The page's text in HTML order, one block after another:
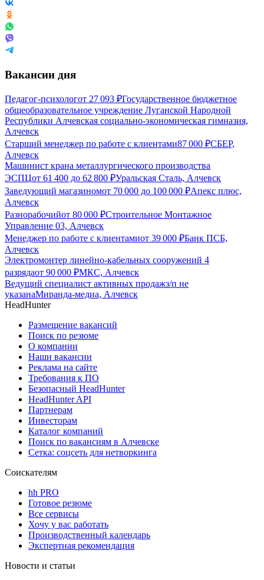
Вакансии дня
Педагог-психологот 27 093 ₽Государственное бюджетное
общеобразовательное учреждение Луганской Народной
Республики Алчевская социально-экономическая гимназия,
Алчевск
Старший менеджер по работе с клиентами87 000 ₽СБЕР,
Алчевск
Машинист крана металлургического производства
ЭСПЦот 61 400 до 62 800 ₽Уральская Сталь, Алчевск
Заведующий магазиномот 70 000 до 100 000 ₽Апекс плюс,
Алчевск
Разнорабочийот 80 000 ₽Строительное Монтажное
Управление 03, Алчевск
Менеджер по работе с клиентамиот 39 000 ₽Банк ПСБ,
Алчевск
Электромонтер линейно-кабельных сооружений 4
разрядаот 90 000 ₽МКС, Алчевск
Ведущий специалист активных продажз/п не
указанаМиранда-медиа, Алчевск
HeadHunter
Размещение вакансий
Поиск по резюме
О компании
Наши вакансии
Реклама на сайте
Требования к ПО
Безопасный HeadHunter
HeadHunter API
Партнерам
Инвесторам
Каталог компаний
Поиск по вакансиям в Алчевске
Сетка: соцсеть для нетворкинга
Соискателям
hh PRO
Готовое резюме
Все сервисы
Хочу у вас работать
Производственный календарь
Экспертная рекомендация
Новости и статьи